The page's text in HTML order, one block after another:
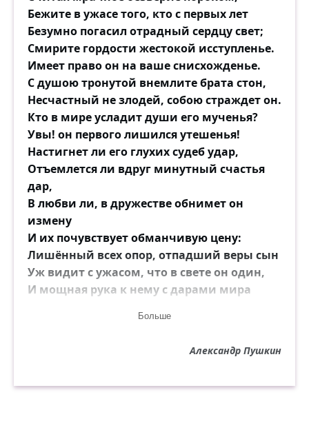
Бежите в ужасе того, кто с первых лет
Безумно погасил отрадный сердцу свет;
Смирите гордости жестокой исступленье.
Имеет право он на ваше снисхожденье.
С душою тронутой внемлите брата стон,
Несчастный не злодей, собою страждет он.
Кто в мире усладит души его мученья?
Увы! он первого лишился утешенья!
Настигнет ли его глухих судеб удар,
Отъемлется ли вдруг минутный счастья
дар,
В любви ли, в дружестве обнимет он
измену
И их почувствует обманчивую цену:
Лишённый всех опор, отпадший веры сын
Уж видит с ужасом, что в свете он один,
И мощная рука к нему с дарами мира
Напрасно в пышности свободной
Природы перед ним открыты красоты;
водит:
Больше
Александр Пушкин